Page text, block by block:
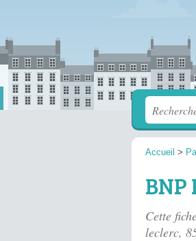
Accueil >
Cette
leclerc,